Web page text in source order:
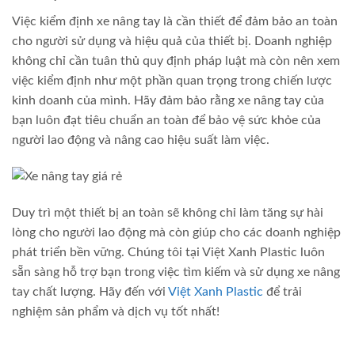
Việc kiểm định xe nâng tay là cần thiết để đảm bảo an toàn
cho người sử dụng và hiệu quả của thiết bị. Doanh nghiệp
không chỉ cần tuân thủ quy định pháp luật mà còn nên xem
việc kiểm định như một phần quan trọng trong chiến lược
kinh doanh của mình. Hãy đảm bảo rằng xe nâng tay của
bạn luôn đạt tiêu chuẩn an toàn để bảo vệ sức khỏe của
người lao động và nâng cao hiệu suất làm việc.
Duy trì một thiết bị an toàn sẽ không chỉ làm tăng sự hài
lòng cho người lao động mà còn giúp cho các doanh nghiệp
phát triển bền vững. Chúng tôi tại Việt Xanh Plastic luôn
sẵn sàng hỗ trợ bạn trong việc tìm kiếm và sử dụng xe nâng
tay chất lượng. Hãy đến với Việt Xanh Plastic để trải
nghiệm sản phẩm và dịch vụ tốt nhất!